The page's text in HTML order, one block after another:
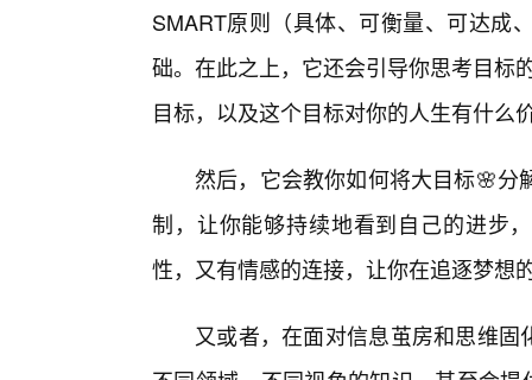
SMART原则（具体、可衡量、可达成
础。在此之上，它还会引导你思考目标
目标，以及这个目标对你的人生有什么
然后，它会教你如何将大目标🌸分
制，让你能够持续地看到自己的进步
性，又有情感的连接，让你在追逐梦想
又或者，在面对信息茧房和思维固